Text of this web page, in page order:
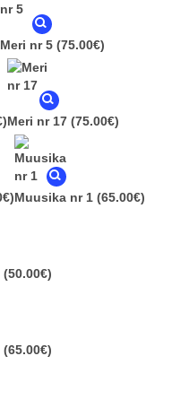
Meri nr 5 (75.00€)
Meri nr 17 (75.00€)
Muusika nr 1 (65.00€)
(50.00€)
(65.00€)